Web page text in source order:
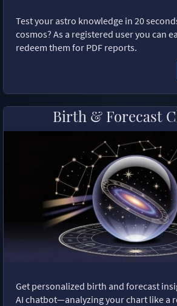
Test your astro knowledge in 20
cosmos? As a registered user you can
redeem them for PDF reports.
Birth & Forecast
Get personalized birth and forecast
AI chatbot—analyzing your chart like a